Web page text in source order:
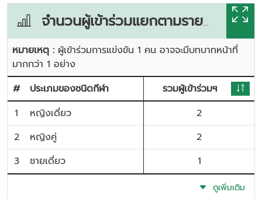
จำนวนผู้เข้าร่วมแยกตามรายการแข่งขัน
หมายเหตุ : ผู้เข้าร่วมการแข่งขัน 1 คน อาจจะมีบทบาทหน้าที่
มากกว่า 1 อย่าง
#
ประเภมของชนิดกีฬา
รวมผู้เข้าร่วมฯ
1
หญิงเดี่ยว
2
2
หญิงคู่
2
3
ชายเดี่ยว 1
ดูเพิ่มเติม